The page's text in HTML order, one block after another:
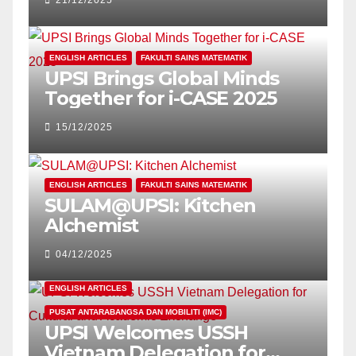
SUSTAINABLE LEARNING
ENGLISH ARTICLES FAKULTI SAINS MATEMATIK
UPSI Brings Global Minds
Together for i-CASE 2025
15/12/2025
ENGLISH ARTICLES FAKULTI SAINS MATEMATIK
SULAM@UPSI: Kitchen
Alchemist
04/12/2025
ENGLISH ARTICLES
PUSAT ANTARABANGSA DAN MOBILITI (IMC)
UPSI Welcomes USSH